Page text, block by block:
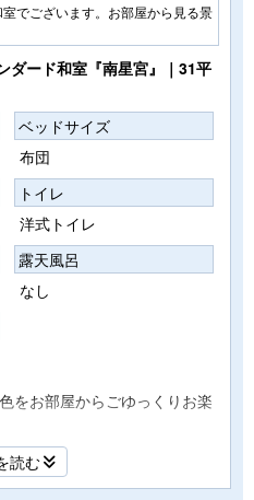
でございます。お部屋から見る景
ダード和室『南星宮』｜31平
ベッドサイズ
布団
トイレ
洋式トイレ
露天風呂
なし
をお部屋からごゆっくりお楽
ス無し
オル2枚（追加は有料となり
読む